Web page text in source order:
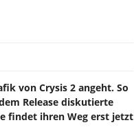
von Crysis 2 angeht. So
Release diskutierte
findet ihren Weg erst jetzt